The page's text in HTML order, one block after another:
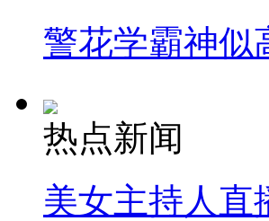
警花学霸神似
热点新闻
美女主持人直